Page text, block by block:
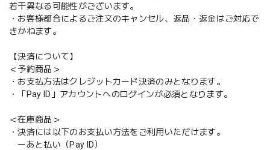
若干異なる可能性がございます。
・お客様都合によるご注文のキャンセル、返品・返金はご対応で
きかねます。
【決済について】
＜予約商品＞
・お支払方法はクレジットカード決済のみとなります。
・「Pay ID」アカウントへのログインが必須となります。
＜在庫商品＞
・決済には以下のお支払い方法をご利用いただけます。
ーあと払い（Pay ID）